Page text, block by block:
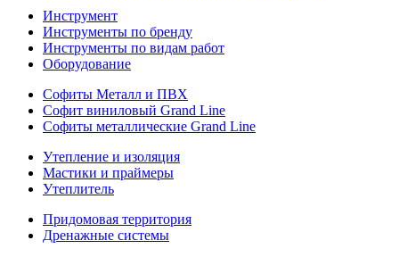
Инструмент
Инструменты по бренду
Инструменты по видам работ
Оборудование
Софиты Металл и ПВХ
Софит виниловый Grand Line
Софиты металлические Grand Line
Утепление и изоляция
Мастики и праймеры
Утеплитель
Придомовая территория
Дренажные системы